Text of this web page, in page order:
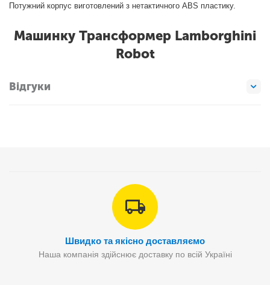
Потужний корпус виготовлений з нетактичного ABS пластику.
Машинку Трансформер Lamborghini
Robot
Відгуки
Швидко та якісно доставляємо
Наша компанія здійснює доставку по всій Україні